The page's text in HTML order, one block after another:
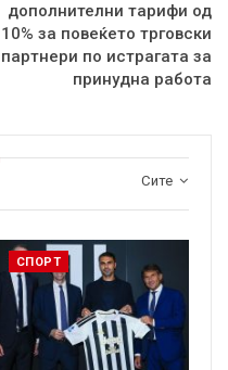
дополнителни тарифи од
10% за повеќето трговски
партнери по истрагата за
принудна работа
Сите
СПОРТ